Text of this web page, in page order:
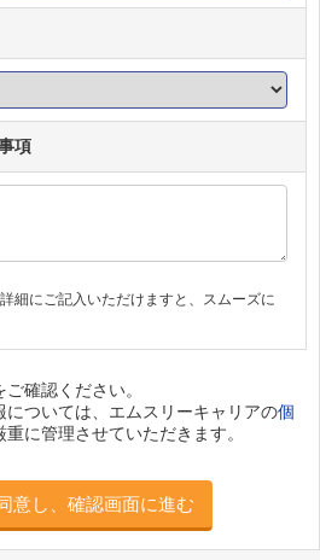
項
細にご記入いただけますと、スムーズに
ご確認ください。
については、エムスリーキャリアの個
重に管理させていただきます。
意し、確認画面に進む